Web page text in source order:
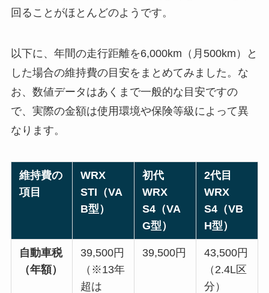
回ることがほとんどのようです。
以下に、年間の走行距離を6,000km（月500km）と
した場合の維持費の目安をまとめてみました。な
お、数値データはあくまで一般的な目安ですの
で、実際の金額は使用環境や保険等級によって異
なります。
維持費の
項目
WRX
STI（VA
B型）
初代
WRX
S4（VA
G型）
2代目
WRX
S4（VB
H型）
自動車税
（年額）
39,500円
（※13年
超は
39,500円
43,500円
（2.4L区
分）